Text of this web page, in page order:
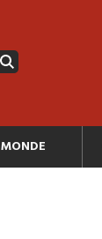
MONDE